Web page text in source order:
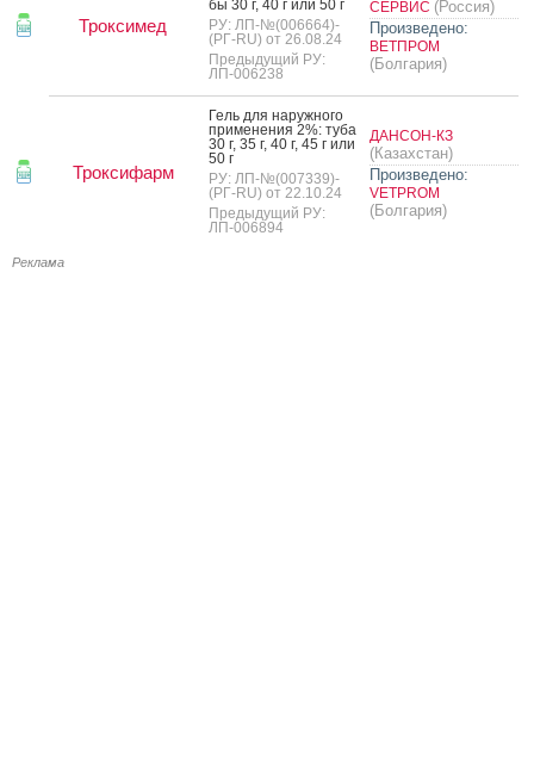
Троксимед
бы 30 г, 40 г или 50 г
РУ: ЛП-№(006664)-
(РГ-RU) от 26.08.24
Предыдущий РУ:
ЛП-006238
СЕРВИС (Россия)
Произведено:
ВЕТПРОМ
(Болгария)
Троксифарм
Гель для на­руж­но­го
при­мене­ния 2%: ту­ба
30 г, 35 г, 40 г, 45 г или
50 г
РУ: ЛП-№(007339)-
(РГ-RU) от 22.10.24
Предыдущий РУ:
ЛП-006894
ДАНСОН-КЗ
(Казахстан)
Произведено:
VETPROM
(Болгария)
Реклама